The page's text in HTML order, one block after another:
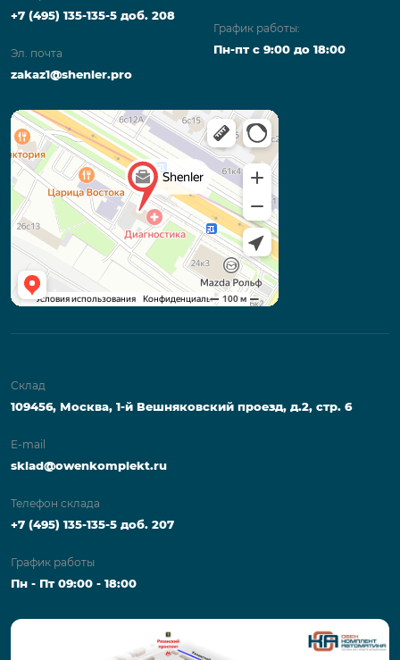
+7 (495) 135-135-5 доб. 208
Эл. почта
zakaz1@shenler.pro
График работы:
Пн-пт с 9:00 до 18:00
Склад
109456, Москва, 1-й Вешняковский проезд, д.2, стр. 6
E-mail
sklad@owenkomplekt.ru
Телефон склада
+7 (495) 135-135-5 доб. 207
График работы
Пн - Пт 09:00 - 18:00